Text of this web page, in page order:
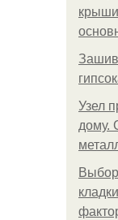
Узел
дому.